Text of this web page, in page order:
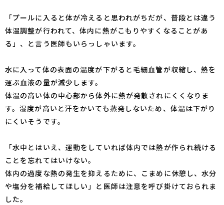
「プールに入ると体が冷えると思われがちだが、普段とは違う
体温調整が行われて、体内に熱がこもりやすくなることがあ
る」、と言う医師もいらっしゃいます。
水に入って体の表面の温度が下がると毛細血管が収縮し、熱を
運ぶ血液の量が減少します。
体温の高い体の中心部から体外に熱が発散されにくくなりま
す。湿度が高いと汗をかいても蒸発しないため、体温は下がり
にくいそうです。
「水中とはいえ、運動をしていれば体内では熱が作られ続ける
ことを忘れてはいけない。
体内の過度な熱の発生を抑えるために、こまめに休憩し、水分
や塩分を補給してほしい」と医師は注意を呼び掛けておられま
した。